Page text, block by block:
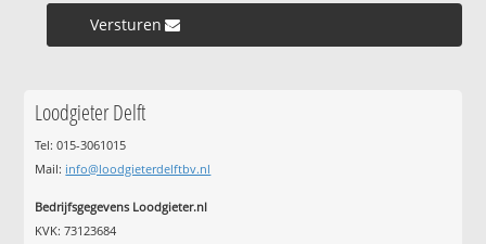
Versturen »
Loodgieter Delft
Tel: 015-3061015
Mail: info@loodgieterdelftbv.nl
Bedrijfsgegevens Loodgieter.nl
KVK: 73123684